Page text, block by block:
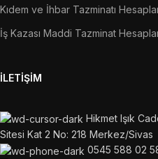
Kıdem ve İhbar Tazminatı
İş Kazası Maddi Tazminat
İLETIŞIM
Hikmet Işık
Sitesi Kat 2 No: 218 Merkez/Sivas
0545 588 02